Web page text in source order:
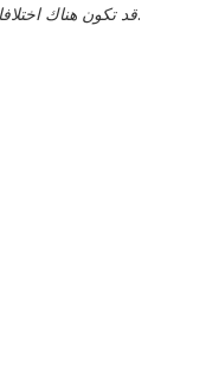
قد تكون هناك اختلافات بين البيانات المعروضة والقيم الفعلية، يجب تأكيد هذا من قبل ممثل المبيعات.